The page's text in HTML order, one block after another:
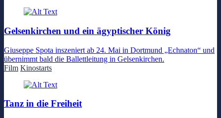
Gelsenkirchen und ein ägyptischer König
Giuseppe Spota inszeniert ab 24. Mai in Dortmund „Echnaton“ und
übernimmt bald die Ballettleitung in Gelsenkirchen.
Film Kinostarts
Tanz in die Freiheit